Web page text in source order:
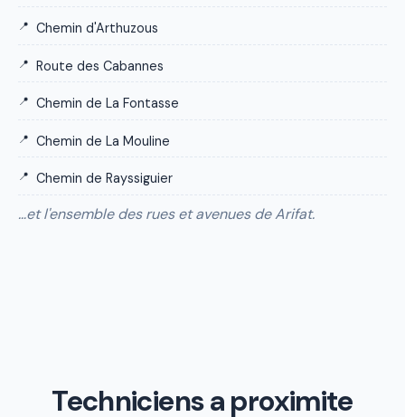
Chemin d'Arthuzous
Route des Cabannes
Chemin de La Fontasse
Chemin de La Mouline
Chemin de Rayssiguier
…et l'ensemble des rues et avenues de Arifat.
Techniciens a proximite